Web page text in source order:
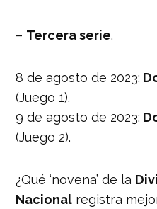
– Tercera serie.
8 de agosto de 2023:
(Juego 1).
9 de agosto de 2023:
(Juego 2).
¿Qué ‘novena’ de la
Nacional registra